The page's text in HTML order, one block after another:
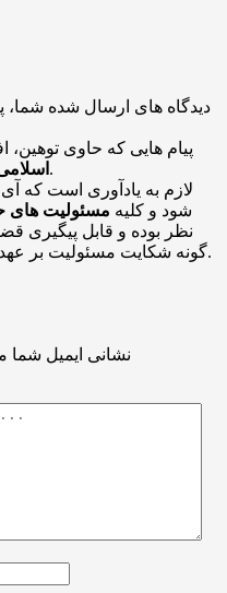
دیدگاه های ارسال شده
پیام هایی که حاوی توهین،
باشد منتشر نخواهد شد.
لازم به یادآوری است که
شود و کلیه مسئولیت های
نظر بوده و قابل پیگیری
گونه شکایت مسئولیت بر عهده شخص نظر دهنده خواهد بود.
نشانی ایمیل شما